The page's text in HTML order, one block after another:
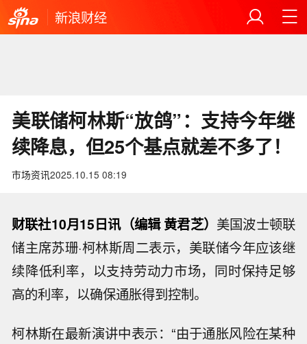
新浪财经
美联储柯林斯“放鸽”：支持今年继
续降息，但25个基点就差不多了！
市场资讯2025.10.15 08:19
财联社10月15日讯（编辑 黄君芝） 美国波士顿联
储主席苏珊·柯林斯周二表示，美联储今年应该继
续降低利率，以支持劳动力市场，同时保持足够
高的利率，以确保通胀得到控制。
柯林斯在最新演讲中表示：“由于通胀风险在某种